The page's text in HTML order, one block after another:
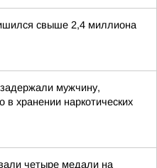
свыше 2,4 миллиона
мужчину,
в хранении наркотических
четыре медали на